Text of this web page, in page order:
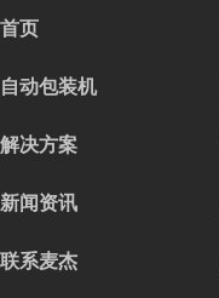
首页
自动包装机
解决方案
新闻资讯
联系麦杰